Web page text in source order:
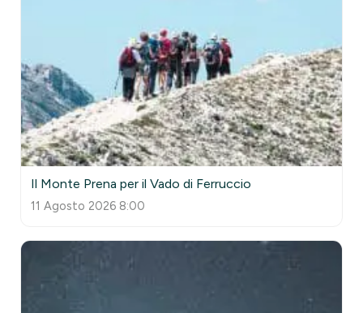
Il Monte Prena per il Vado di Ferruccio
11 Agosto 2026 8:00